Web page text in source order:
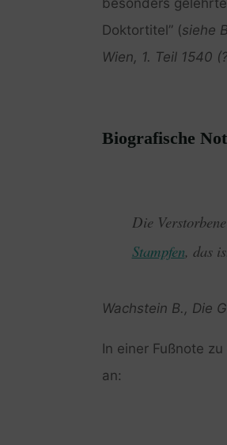
Doktortitel” (siehe
Wien, 1. Teil 1540
Biografische
Die
Stampfen, das
Wachstein B., Die
In einer Fußnote
an: